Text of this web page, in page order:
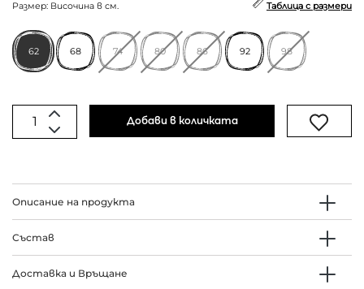
Размер: Височина в см. Таблица с размери
62 68 74 80 86 92 98
Добави в количката
Описание на продукта
Състав
Доставка и Връщане